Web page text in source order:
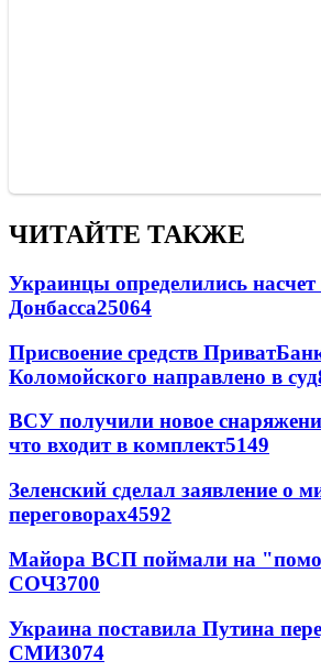
ЧИТАЙТЕ ТАКЖЕ
Украинцы определились
Донбасса25064
Присвоение средств
Коломойского направлено в суд
ВСУ получили новое
что входит в комплект5149
Зеленский сделал заявление о
переговорах4592
Майора ВСП поймали на
СОЧ3700
Украина поставила Путина
СМИ3074